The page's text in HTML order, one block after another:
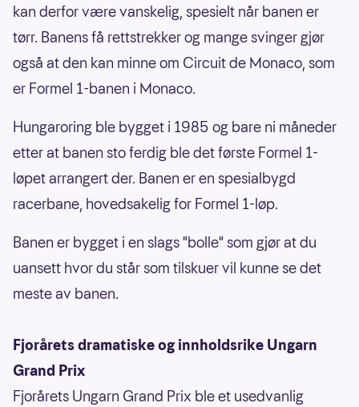
kan derfor være vanskelig, spesielt når banen er
tørr. Banens få rettstrekker og mange svinger gjør
også at den kan minne om Circuit de Monaco, som
er Formel 1-banen i Monaco.
Hungaroring ble bygget i 1985 og bare ni måneder
etter at banen sto ferdig ble det første Formel 1-
løpet arrangert der. Banen er en spesialbygd
racerbane, hovedsakelig for Formel 1-løp.
Banen er bygget i en slags "bolle" som gjør at du
uansett hvor du står som tilskuer vil kunne se det
meste av banen.
Fjorårets dramatiske og innholdsrike Ungarn
Grand Prix
Fjorårets Ungarn Grand Prix ble et usedvanlig